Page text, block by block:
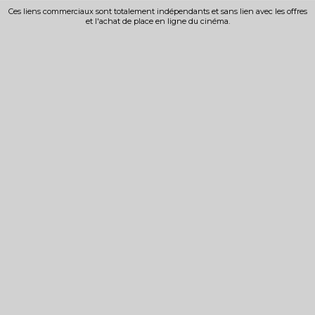
Ces liens commerciaux sont totalement indépendants et sans lien avec les offres
et l'achat de place en ligne du cinéma.